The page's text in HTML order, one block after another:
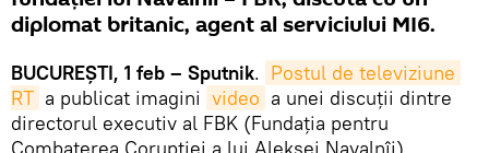
diplomat britanic, agent al serviciului MI6.
BUCUREȘTI, 1 feb – Sputnik. Postul de televiziune
RT a publicat imagini video a unei discuții dintre
directorul executiv al FBK (Fundația pentru